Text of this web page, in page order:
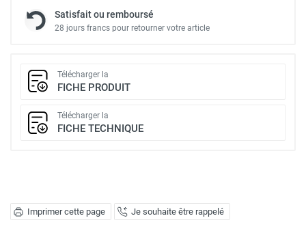
Imprimer cette page Je souhaite être rappelé
Satisfait ou remboursé
28 jours francs pour retourner votre article
Télécharger la
FICHE PRODUIT
Télécharger la
FICHE TECHNIQUE